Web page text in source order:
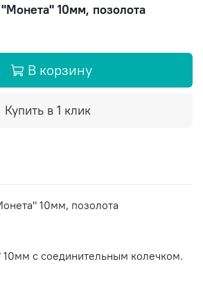
10мм, позолота
В корзину
Купить в 1 клик
10мм, позолота
с соединительным колечком.